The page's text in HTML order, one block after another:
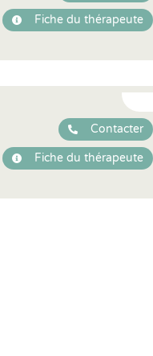
Fiche du thérapeute
Contacter
Fiche du thérapeute